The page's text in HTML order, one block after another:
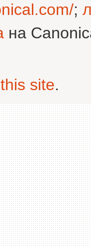
;
на
site.